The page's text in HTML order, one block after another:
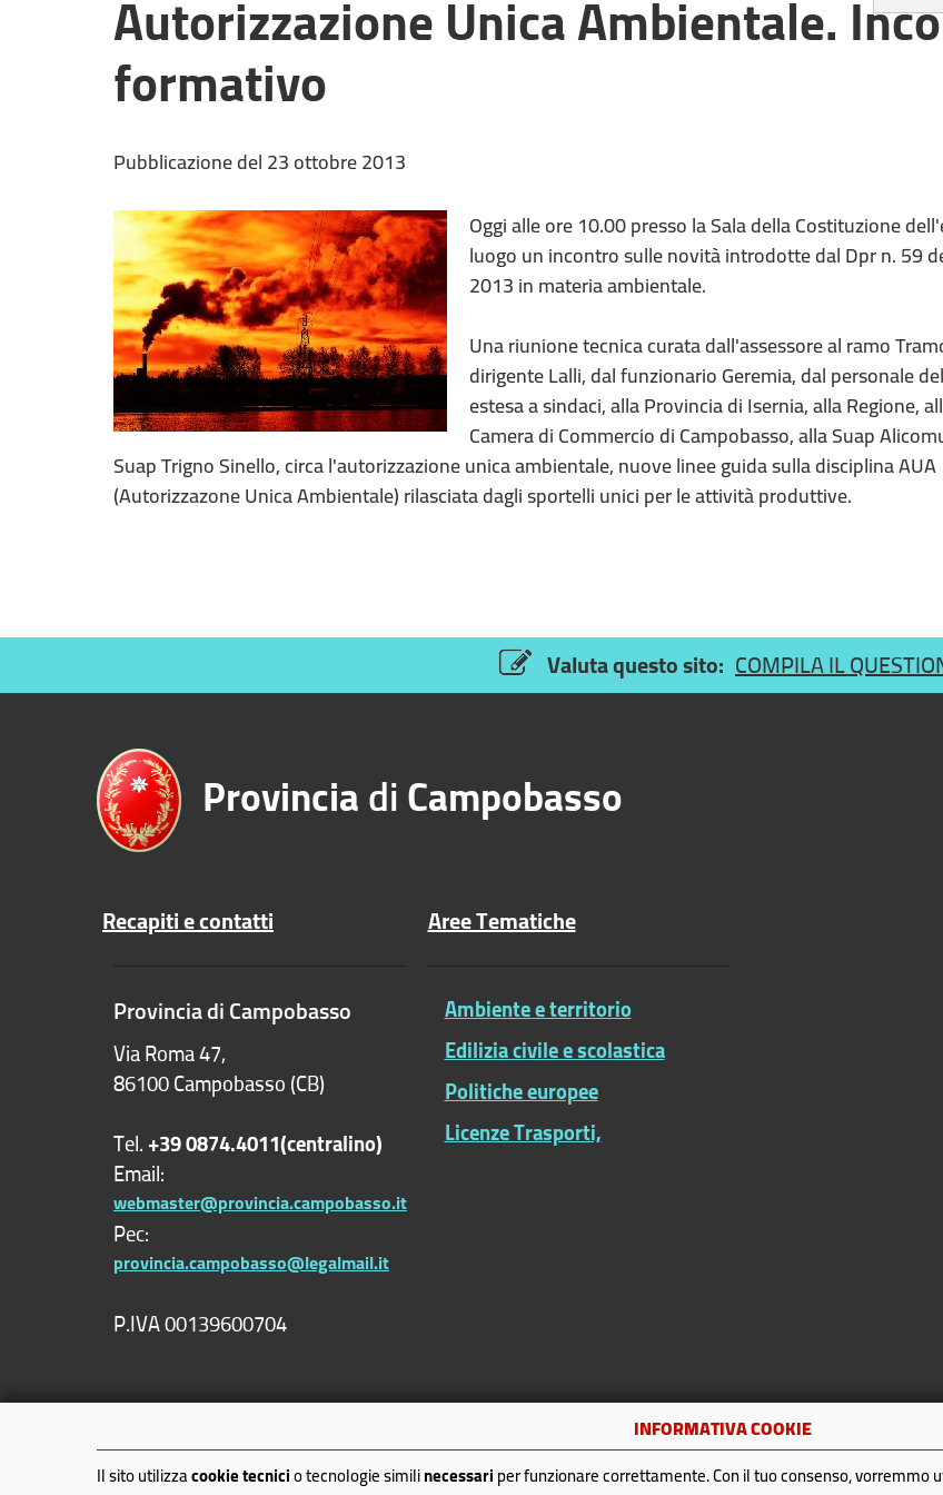
INFORMATIVA COOKIE
Il sito utilizzacookie tecnicio tecnologie similinecessariper funzionare correttamente. Con il tuo consenso, vorremmo
Autorizzazione Unica Ambientale.
formativo
Pubblicazione del 23 ottobre 2013
Oggi alle ore 10.00 presso la Sala della Costituzione
luogo un incontro sulle novità introdotte dal Dpr n. 59
2013 in materia ambientale.
Una riunione tecnica curata dall'assessore al ramo
dirigente Lalli, dal funzionario Geremia, dal personale
estesa a sindaci, alla Provincia di Isernia, alla Regione,
Camera di Commercio di Campobasso, alla Suap
Suap Trigno Sinello, circa l'autorizzazione unica ambientale, nuove linee guida sulla disciplina AUA
(Autorizzazone Unica Ambientale) rilasciata dagli sportelli unici per le attività produttive.
Valuta questo sito: COMPILA IL
ProvinciadiCampobasso
Recapiti e contatti
Provincia di Campobasso
Via Roma 47,
86100 Campobasso (CB)
Tel.+39 0874.4011(centralino)
Email:
webmaster@provincia.campobasso.it
Pec:
provincia.campobasso@legalmail.it
P.IVA 00139600704
Aree Tematiche
Ambiente e territorio
Edilizia civile e scolastica
Politiche europee
Licenze Trasporti,